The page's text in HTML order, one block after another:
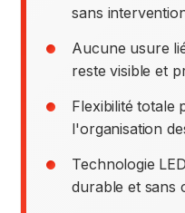
sans
Aucune usure
reste visible et
Flexibilité totale
l'organisation
Technologie
durable et sans